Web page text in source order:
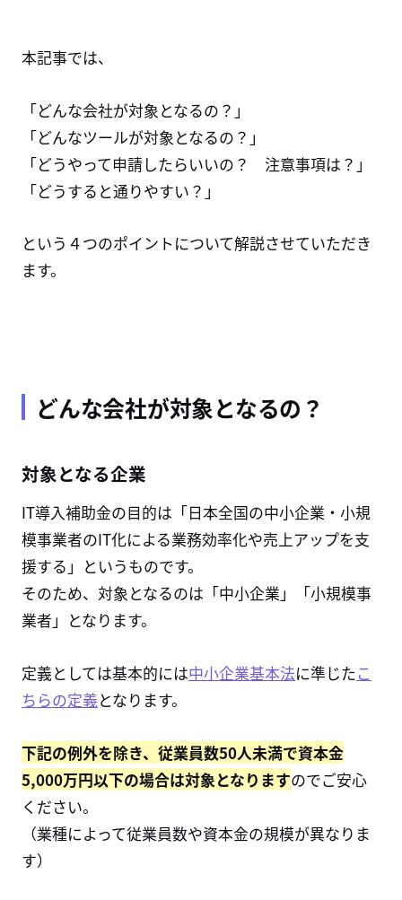
本記事では、
「どんな会社が対象となるの？」
「どんなツールが対象となるの？」
「どうやって申請したらいいの？ 注意事項は？」
「どうすると通りやすい？」
という４つのポイントについて解説させていただき
ます。
どんな会社が対象となるの？
対象となる企業
IT導入補助金の目的は「日本全国の中小企業・小規
模事業者のIT化による業務効率化や売上アップを支
援する」というものです。
そのため、対象となるのは「中小企業」「小規模事
業者」となります。
定義としては基本的には中小企業基本法に準じたこ
ちらの定義となります。
下記の例外を除き、従業員数50人未満で資本金
5,000万円以下の場合は対象となりますのでご安心
ください。
（業種によって従業員数や資本金の規模が異なりま
す）